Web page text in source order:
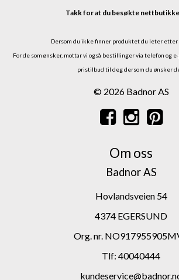
Takk for at du besøkte
Dersom du ikke finner produktet du leter etter
For de som ønsker, mottar vi også bestillinger via telefon og e-
pristilbud til deg dersom du ønsker
© 2026 Badnor AS
Om oss
Badnor AS
Hovlandsveien 54
4374 EGERSUND
Org. nr.
Tlf: 40040444